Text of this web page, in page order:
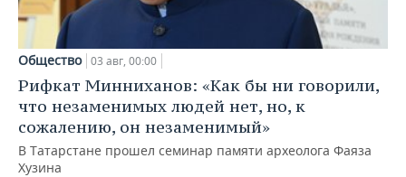
Общество 03 авг, 00:00
Рифкат Минниханов: «Как бы ни говорили,
что незаменимых людей нет, но, к
сожалению, он незаменимый»
В Татарстане прошел семинар памяти археолога Фаяза
Хузина